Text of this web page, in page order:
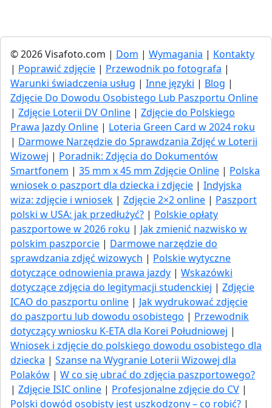
© 2026 Visafoto.com | Dom | Wymagania | Kontakty
| Poprawić zdjęcie | Przewodnik po fotografa |
Warunki świadczenia usług | Inne języki | Blog |
Zdjęcie Do Dowodu Osobistego Lub Paszportu Online
| Zdjęcie Loterii DV Online | Zdjęcie do Polskiego
Prawa Jazdy Online | Loteria Green Card w 2024 roku
| Darmowe Narzędzie do Sprawdzania Zdjęć w Loterii
Wizowej | Poradnik: Zdjęcia do Dokumentów
Smartfonem | 35 mm x 45 mm Zdjęcie Online | Polska
wniosek o paszport dla dziecka i zdjęcie | Indyjska
wiza: zdjęcie i wniosek | Zdjęcie 2×2 online | Paszport
polski w USA: jak przedłużyć​? | Polskie opłaty
paszportowe w 2026 roku | Jak zmienić nazwisko w
polskim paszporcie | Darmowe narzędzie do
sprawdzania zdjęć wizowych | Polskie wytyczne
dotyczące odnowienia prawa jazdy | Wskazówki
dotyczące zdjęcia do legitymacji studenckiej | Zdjęcie
ICAO do paszportu online | Jak wydrukować zdjęcie
do paszportu lub dowodu osobistego | Przewodnik
dotyczący wniosku K-ETA dla Korei Południowej |
Wniosek i zdjęcie do polskiego dowodu osobistego dla
dziecka | Szanse na Wygranie Loterii Wizowej dla
Polaków | W co się ubrać do zdjęcia paszportowego?
| Zdjęcie ISIC online | Profesjonalne zdjęcie do CV |
Polski dowód osobisty jest uszkodzony – co robić? |